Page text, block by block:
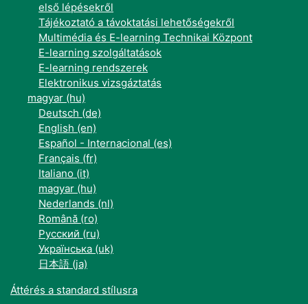
első lépésekről
Tájékoztató a távoktatási lehetőségekről
Multimédia és E-learning Technikai Központ
E-learning szolgáltatások
E-learning rendszerek
Elektronikus vizsgáztatás
magyar ‎(hu)‎
Deutsch ‎(de)‎
English ‎(en)‎
Español - Internacional ‎(es)‎
Français ‎(fr)‎
Italiano ‎(it)‎
magyar ‎(hu)‎
Nederlands ‎(nl)‎
Română ‎(ro)‎
Русский ‎(ru)‎
Українська ‎(uk)‎
日本語 ‎(ja)‎
Áttérés a standard stílusra